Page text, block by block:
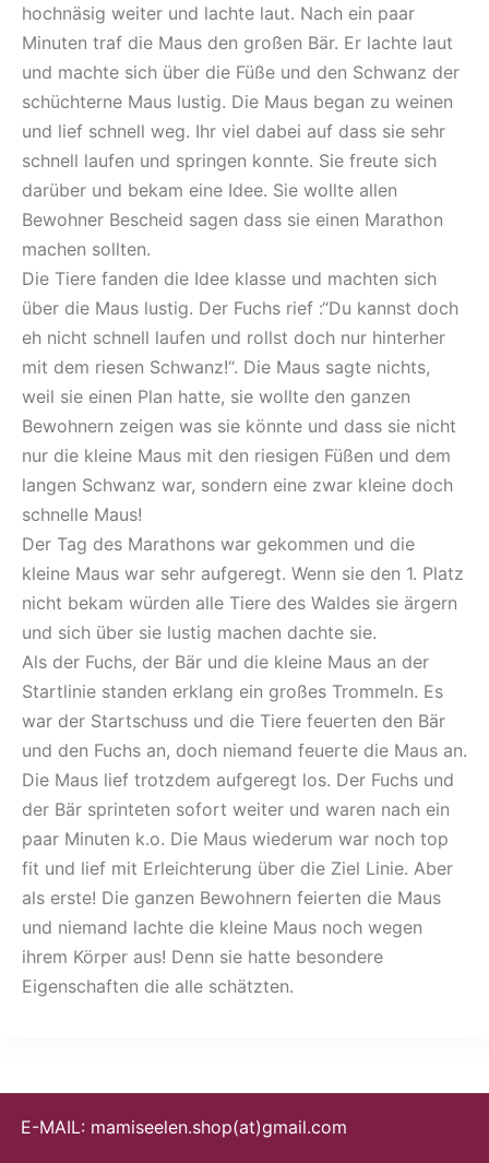
hochnäsig weiter und lachte laut. Nach ein paar
Minuten traf die Maus den großen Bär. Er lachte laut
und machte sich über die Füße und den Schwanz der
schüchterne Maus lustig. Die Maus began zu weinen
und lief schnell weg. Ihr viel dabei auf dass sie sehr
schnell laufen und springen konnte. Sie freute sich
darüber und bekam eine Idee. Sie wollte allen
Bewohner Bescheid sagen dass sie einen Marathon
machen sollten.
Die Tiere fanden die Idee klasse und machten sich
über die Maus lustig. Der Fuchs rief :“Du kannst doch
eh nicht schnell laufen und rollst doch nur hinterher
mit dem riesen Schwanz!“. Die Maus sagte nichts,
weil sie einen Plan hatte, sie wollte den ganzen
Bewohnern zeigen was sie könnte und dass sie nicht
nur die kleine Maus mit den riesigen Füßen und dem
langen Schwanz war, sondern eine zwar kleine doch
schnelle Maus!
Der Tag des Marathons war gekommen und die
kleine Maus war sehr aufgeregt. Wenn sie den 1. Platz
nicht bekam würden alle Tiere des Waldes sie ärgern
und sich über sie lustig machen dachte sie.
Als der Fuchs, der Bär und die kleine Maus an der
Startlinie standen erklang ein großes Trommeln. Es
war der Startschuss und die Tiere feuerten den Bär
und den Fuchs an, doch niemand feuerte die Maus an.
Die Maus lief trotzdem aufgeregt los. Der Fuchs und
der Bär sprinteten sofort weiter und waren nach ein
paar Minuten k.o. Die Maus wiederum war noch top
fit und lief mit Erleichterung über die Ziel Linie. Aber
als erste! Die ganzen Bewohnern feierten die Maus
und niemand lachte die kleine Maus noch wegen
ihrem Körper aus! Denn sie hatte besondere
Eigenschaften die alle schätzten.
E-MAIL: mamiseelen.shop(at)gmail.com